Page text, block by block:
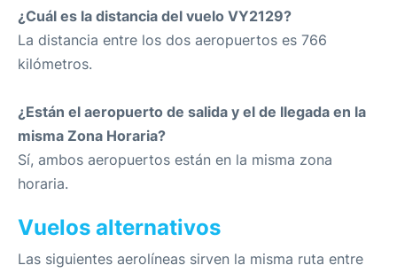
¿Cuál es la distancia del vuelo VY2129?
La distancia entre los dos aeropuertos es 766
kilómetros.
¿Están el aeropuerto de salida y el de llegada en la
misma Zona Horaria?
Sí, ambos aeropuertos están en la misma zona
horaria.
Vuelos alternativos
Las siguientes aerolíneas sirven la misma ruta entre